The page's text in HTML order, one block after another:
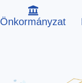
Önkormányzat